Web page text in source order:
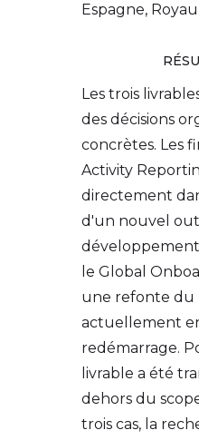
Espagne,
Les trois
des décisions
concrètes. Les
Activity
directement
d'un nouvel
le Global
une refonte du
actuellement
redémarrage.
livrable a été
dehors du
trois cas, la